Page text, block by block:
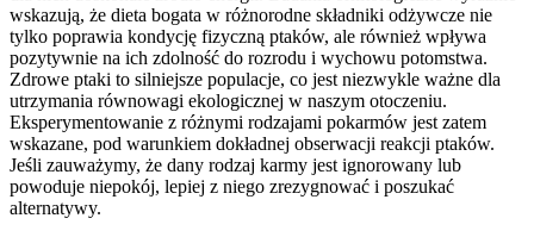
wskazują, że dieta bogata w różnorodne składniki odżywcze nie
tylko poprawia kondycję fizyczną ptaków, ale również wpływa
pozytywnie na ich zdolność do rozrodu i wychowu potomstwa.
Zdrowe ptaki to silniejsze populacje, co jest niezwykle ważne dla
utrzymania równowagi ekologicznej w naszym otoczeniu.
Eksperymentowanie z różnymi rodzajami pokarmów jest zatem
wskazane, pod warunkiem dokładnej obserwacji reakcji ptaków.
Jeśli zauważymy, że dany rodzaj karmy jest ignorowany lub
powoduje niepokój, lepiej z niego zrezygnować i poszukać
alternatywy.